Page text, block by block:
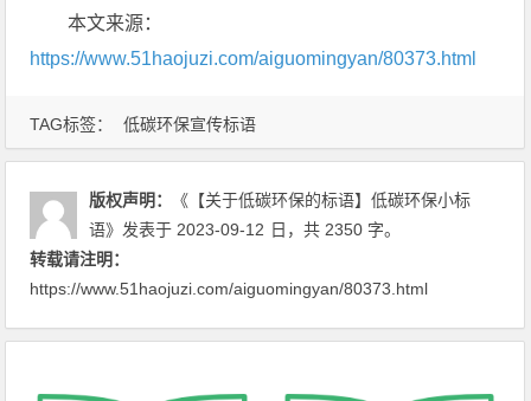
TAG标签： 低碳环保宣传标语
本文来源：
https://www.51haojuzi.com/aiguomingyan/80373.html
版权声明：
《【关于低碳环保的标语】低碳环保小标
语》 发表于 2023-09-12 日 ，共 2350 字。
转载请注明：
https://www.51haojuzi.com/aiguomingyan/80373.html